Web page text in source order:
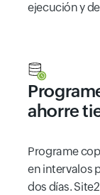
ejecución y
ahorre
Programe
en intervalos
dos días.